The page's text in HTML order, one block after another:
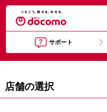
サポート
店舗の選択